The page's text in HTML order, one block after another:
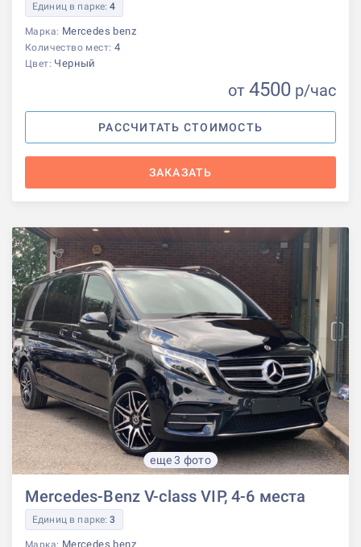
Единиц в парке:4
Марка: Mercedes benz
Количество мест: 4
Цвет: Черный
от 4500 р/час
РАССЧИТАТЬ СТОИМОСТЬ
ЗАКАЗАТЬ
еще 3 фото
Mercedes-Benz V-class VIP, 4-6 места
Единиц в парке:3
Марка: Mercedes benz